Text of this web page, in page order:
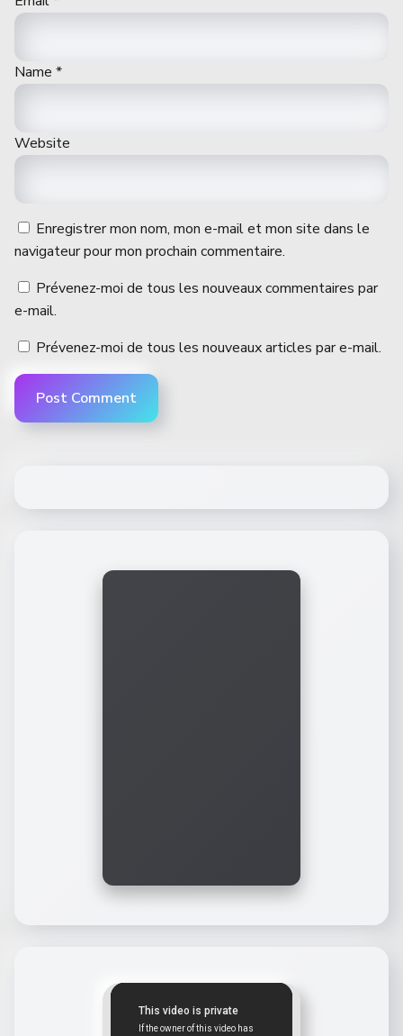
Name *
Website
Enregistrer mon nom, mon e-mail et mon site dans le
navigateur pour mon prochain commentaire.
Prévenez-moi de tous les nouveaux commentaires par
e-mail.
Prévenez-moi de tous les nouveaux articles par e-mail.